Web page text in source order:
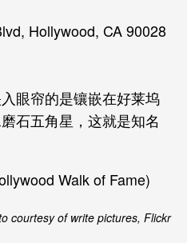
Hollywood, CA 90028
眼帘的是镶嵌在好莱坞
石五角星，这就是知名
courtesy of write pictures, Flickr